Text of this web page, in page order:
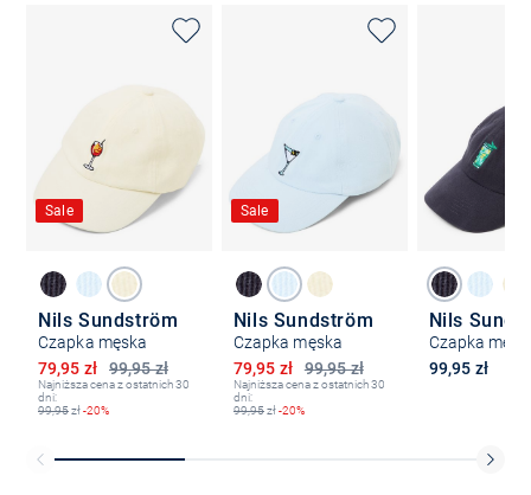
Sale
Nils Sundström
Czapka męska
99,95 zł
Obniżona cena
79,95 zł
Najniższa cena z ostatnich 30
dni:
99,95zł-20%
Sale
Nils Sundström
Czapka męska
99,95 zł
Obniżona cena
79,95 zł
Najniższa cena z ostatnich 30
dni:
99,95zł-20%
Nils
Czapka
99,95 zł